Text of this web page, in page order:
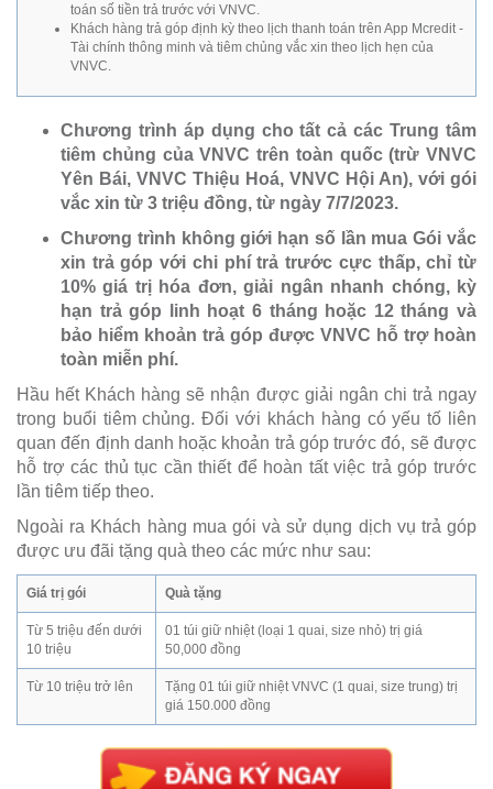
toán số tiền trả trước với VNVC.
Khách hàng trả góp định kỳ theo lịch thanh toán trên App Mcredit -
Tài chính thông minh và tiêm chủng vắc xin theo lịch hẹn của
VNVC.
Chương trình áp dụng cho tất cả các Trung tâm
tiêm chủng của VNVC trên toàn quốc (trừ VNVC
Yên Bái, VNVC Thiệu Hoá, VNVC Hội An), với gói
vắc xin từ 3 triệu đồng, từ ngày 7/7/2023.
Chương trình không giới hạn số lần mua Gói vắc
xin trả góp với chi phí trả trước cực thấp, chỉ từ
10% giá trị hóa đơn, giải ngân nhanh chóng, kỳ
hạn trả góp linh hoạt 6 tháng hoặc 12 tháng và
bảo hiểm khoản trả góp được VNVC hỗ trợ hoàn
toàn miễn phí.
Hầu hết Khách hàng sẽ nhận được giải ngân chi trả ngay
trong buổi tiêm chủng. Đối với khách hàng có yếu tố liên
quan đến định danh hoặc khoản trả góp trước đó, sẽ được
hỗ trợ các thủ tục cần thiết để hoàn tất việc trả góp trước
lần tiêm tiếp theo.
Ngoài ra Khách hàng mua gói và sử dụng dịch vụ trả góp
được ưu đãi tặng quà theo các mức như sau:
Giá trị gói Quà tặng
Từ 5 triệu đến dưới
10 triệu
01 túi giữ nhiệt (loại 1 quai, size nhỏ) trị giá
50,000 đồng
Từ 10 triệu trở lên
Tặng 01 túi giữ nhiệt VNVC (1 quai, size trung) trị
giá 150.000 đồng